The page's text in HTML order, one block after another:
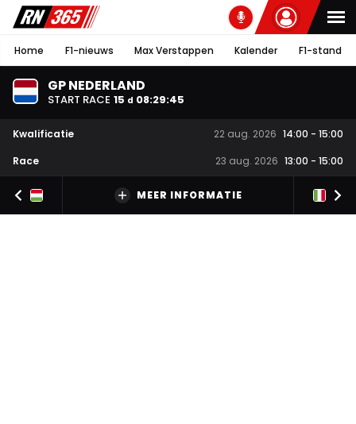
Home F1-nieuws Max Verstappen Kalender F1-stand
GP NEDERLAND
START RACE 15 d 08:29:44
Kwalificatie 22 aug. 2026 14:00 - 15:00
Race
23 aug. 2026 13:00 - 15:00
MEER INFORMATIE